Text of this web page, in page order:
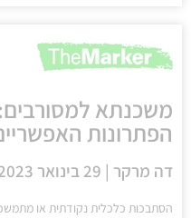
משכנתא
הפתרונות
דה מרקר | 29 בינואר 2023
הסתבכות כלכלית נקודתית או